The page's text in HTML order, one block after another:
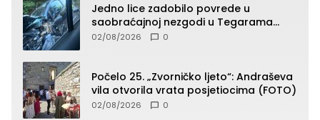
Jedno lice zadobilo povrede u
saobraćajnoj nezgodi u Tegarama
(FOTO)
02/08/2026 0
Počelo 25. „Zvorničko ljeto“: Andraševa
vila otvorila vrata posjetiocima (FOTO)
02/08/2026 0